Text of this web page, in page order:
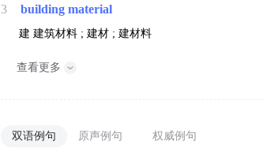
3 building material
建建筑材料 ; 建材 ; 建材料
查看更多
双语例句 原声例句 权威例句